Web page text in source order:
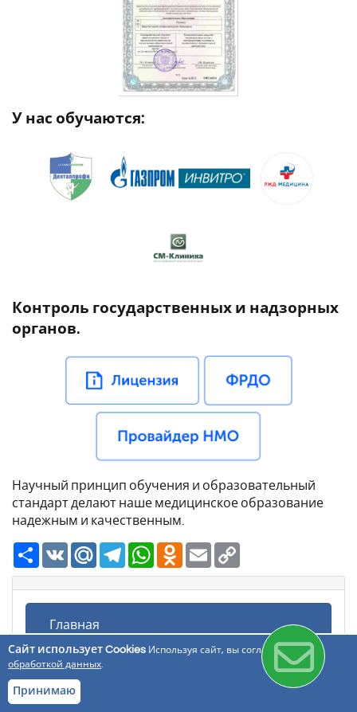
У нас обучаются:
Контроль государственных и надзорных
органов.
Научный принцип обучения и образовательный
стандарт делают наше медицинское образование
надежным и качественным.
РесурсVK Mail.Ru TelegramWhatsAppOdnoklassniki
Email
Главная
Для врачей
Сайт использует Cookies Используя сайт, вы соглашаетесь с
обработкой данных.
Принимаю